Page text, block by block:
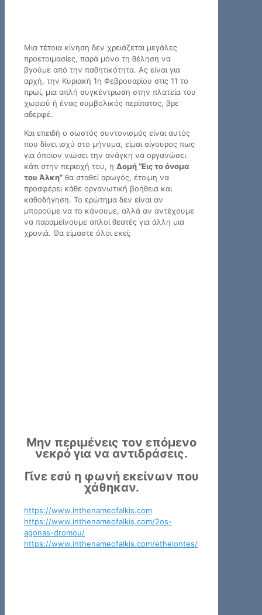
Μια τέτοια κίνηση δεν χρειάζεται μεγάλες
προετοιμασίες, παρά μόνο τη θέληση να
βγούμε από την παθητικότητα. Ας είναι για
αρχή, την Κυριακή 1η Φεβρουαρίου στις 11 το
πρωί, μια απλή συγκέντρωση στην πλατεία του
χωριού ή ένας συμβολικός περίπατος, βρε
αδερφέ.
Και επειδή ο σωστός συντονισμός είναι αυτός
που δίνει ισχύ στο μήνυμα, είμαι σίγουρος πως
για όποιον νιώσει την ανάγκη να οργανώσει
κάτι στην περιοχή του, η Δομή “Εις το όνομα
του Άλκη” θα σταθεί αρωγός, έτοιμη να
προσφέρει κάθε οργανωτική βοήθεια και
καθοδήγηση. Το ερώτημα δεν είναι αν
μπορούμε να το κάνουμε, αλλά αν αντέχουμε
να παραμείνουμε απλοί θεατές για άλλη μια
χρονιά. Θα είμαστε όλοι εκεί;
Μην περιμένεις τον επόμενο
νεκρό για να αντιδράσεις.
Γίνε εσύ η φωνή εκείνων που
χάθηκαν.
https://www.inthenameofalkis.com:
Οπαδική
στην
https://www.inthenameofalkis.com/2os-
agonas-dromou/:
Οπαδική
https://www.inthenameofalkis.com/ethelontes/: